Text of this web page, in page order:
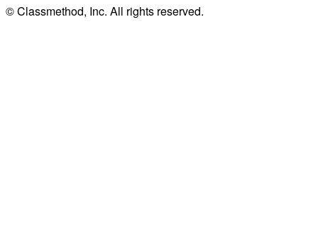
© Classmethod, Inc. All rights reserved.